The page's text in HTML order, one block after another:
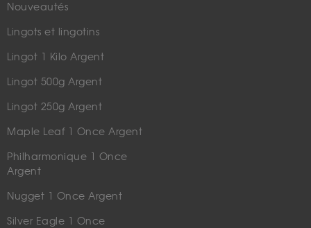
Nouveautés
Lingots et lingotins
Lingot 1 Kilo Argent
Lingot 500g Argent
Lingot 250g Argent
Maple Leaf 1 Once Argent
Philharmonique 1 Once
Argent
Nugget 1 Once Argent
Silver Eagle 1 Once